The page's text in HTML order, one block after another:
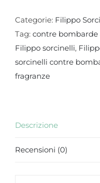
Categorie: Filippo
Tag: contre bombarde
Filippo sorcinelli,
sorcinelli contre
fragranze
Descrizione
Recensioni (0)